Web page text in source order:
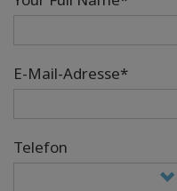
E-Mail-Adresse*
Telefon